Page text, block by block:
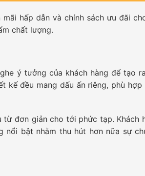
hấp dẫn và chính sách ưu đãi
chất lượng.
ý tưởng của khách hàng để tạo
kế đều mang dấu ấn riêng, phù hợp
đơn giản cho tới phức tạp. Khách
nổi bật nhằm thu hút hơn nữa sự